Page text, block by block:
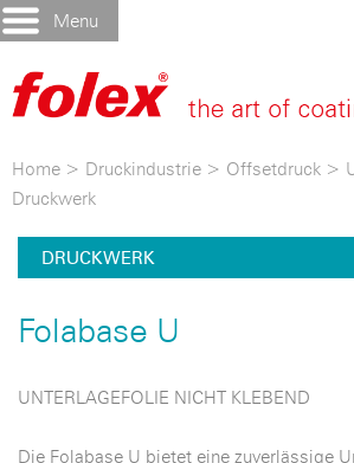
Menu
Home > Druckindustrie > Offsetdruck >
Druckwerk
DRUCKWERK
Folabase U
UNTERLAGEFOLIE NICHT KLEBEND
Die Folabase U bietet eine zuverlässige